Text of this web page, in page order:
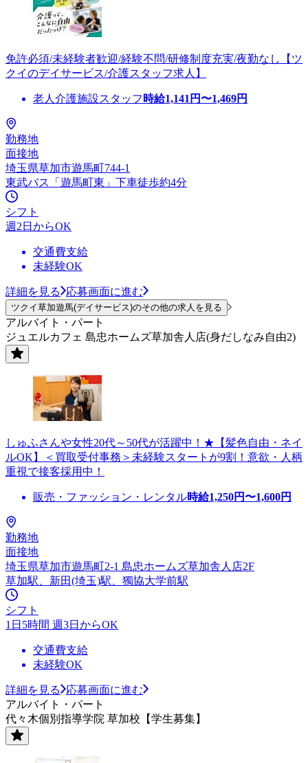
免許必須/未経験者歓迎/経験不問/研修制度充実/夜勤なし【ツ
クイのデイサービス/介護スタッフ求人】
老人介護施設スタッフ 時給1,141 円〜1,469円
勤務地
面接地
埼玉県草加市遊馬町744-1
東武バス「遊馬町東」下車徒歩約4分
シフト
週2日からOK
交通費支給
未経験OK
詳細を見る 応募画面に進む
ツクイ草加遊馬(デイサービス)のその他の求人を見る
アルバイト・パート
ジュエルカフェ 島忠ホームズ草加舎人店(身だしなみ自由2)
しゅふさんや女性20代～50代が活躍中！★【髪色自由・ネイ
ルOK】＜買取受付事務＞未経験スタートが9割！意欲・人柄
重視で接客採用中！
販売・ファッション・レンタル時給1,250円〜1,600円
勤務地
面接地
埼玉県草加市遊馬町2-1 島忠ホームズ草加舎人店2F
草加駅、新田(埼玉)駅、獨協大学前駅
シフト
1日5時間 週3日からOK
交通費支給
未経験OK
詳細を見る
応募画面に進む
アルバイト・パート
代々木個別指導学院 草加校【学生募集】